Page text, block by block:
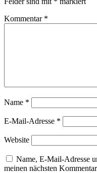
Kommentar *
Name *
E-Mail-Adresse *
Website
Name, E-Mail-Adresse
meinen nächsten